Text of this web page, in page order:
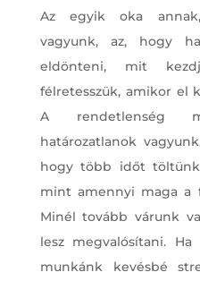
Az egyik oka
vagyunk, az, hogy
eldönteni, mit
félretesszük, amikor el
A rendetlenség
határozatlanok
hogy több időt töltünk
mint amennyi maga a
Minél tovább várunk
lesz megvalósítani.
munkánk kevésbé